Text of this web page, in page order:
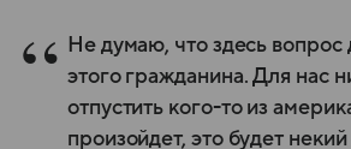
Не думаю, что здесь вопрос
этого гражданина. Для нас
отпустить кого-то из
произойдет, это будет